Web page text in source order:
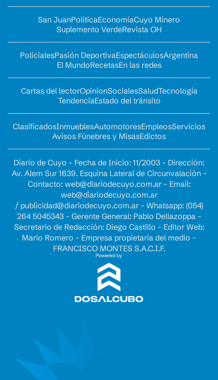
San JuanPolíticaEconomíaCuyo Minero
Suplemento VerdeRevista OH
PolicialesPasión DeportivaEspectáculosArgentina
El MundoRecetasEn las redes
Cartas del lectorOpinionSocialesSaludTecnología
TendenciaEstado del tránsito
ClasificadosInmueblesAutomotoresEmpleosServicios
Avisos Fúnebres y MisasEdictos
Diario de Cuyo - Fecha de Inicio: 11/2003 - Dirección:
Av. Alem Sur 1639. Esquina Lateral de Circunvalación -
Contacto: web@diariodecuyo.com.ar- Email:
web@diariodecuyo.com.ar
/ publicidad@diariodecuyo.com.ar- Whatsapp: (054)
264 5045343 - Gerente General: Pablo Dellazoppa -
Secretario de Redacción: Diego Castillo - Editor Web:
Mario Romero - Empresa propietaria del medio -
FRANCISCO MONTES S.A.C.I.F.